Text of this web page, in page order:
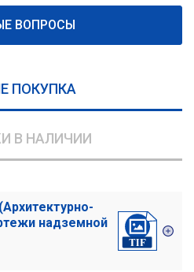
ВОПРОСЫ
ПОКУПКА
В НАЛИЧИИ
надземной